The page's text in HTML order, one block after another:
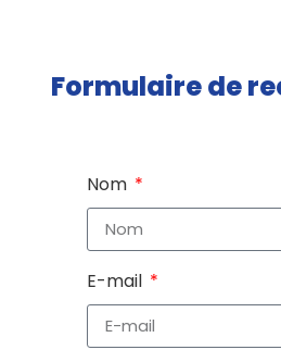
Formulaire de
Nom
E-mail